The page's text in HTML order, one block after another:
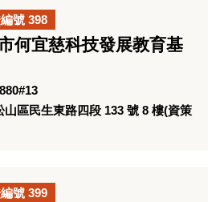
號 398
何宜慈科技發展教育基
區民生東路四段 133 號 8 樓(資策
號 399